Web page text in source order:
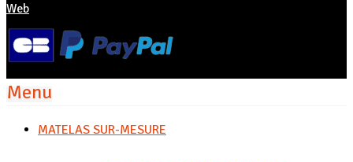
Web
Menu
MATELAS SUR-MESURE